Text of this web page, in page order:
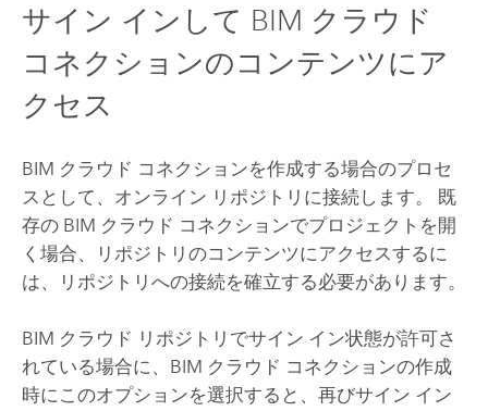
サイン インして BIM クラウド
コネクションのコンテンツにア
クセス
BIM クラウド コネクションを作成する場合のプロセ
スとして、オンライン リポジトリに接続します。 既
存の BIM クラウド コネクションでプロジェクトを開
く場合、リポジトリのコンテンツにアクセスするに
は、リポジトリへの接続を確立する必要があります。
BIM クラウド リポジトリでサイン イン状態が許可さ
れている場合に、BIM クラウド コネクションの作成
時にこのオプションを選択すると、再びサイン イン